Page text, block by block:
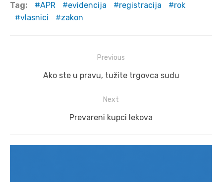
Tag: APR evidencija registracija
rok
vlasnici
zakon
navigation
Previous
Previous
Ako ste u pravu, tužite trgovca sudu
Next
Next
Prevareni kupci lekova